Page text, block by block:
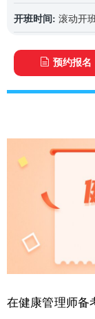
开班时间: 滚动开
预约报名
在健康管理师备